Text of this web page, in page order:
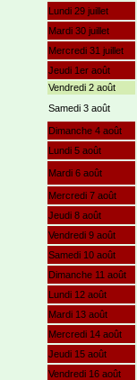
Lundi 29 juillet
Mardi 30 juillet
Mercredi 31 juillet
Jeudi 1er août
Vendredi 2 août
Samedi 3 août
Dimanche 4 août
Lundi 5 août
Mardi 6 août
Mercredi 7 août
Jeudi 8 août
Vendredi 9 août
Samedi 10 août
Dimanche 11 août
Lundi 12 août
Mardi 13 août
Mercredi 14 août
Jeudi 15 août
Vendredi 16 août